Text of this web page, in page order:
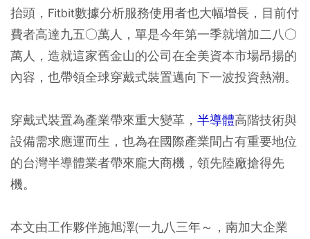
抬頭，Fitbit數據分析服務使用者也大幅增長，目前付
費者高達九五○萬人，單是今年第一季就增加二八○
萬人，造就這家舊金山的公司在全美資本市場昂揚的
內容，也帶領全球穿戴式裝置邁向下一波投資熱潮。
穿戴式裝置為產業帶來重大變革， 半導體高階技術與
設備需求應運而生，也為在國際產業間占有重要地位
的台灣半導體業者帶來龐大商機，領先陸廠搶得先
機。
本文由工作夥伴施旭澤(一九八三年～，南加大企業